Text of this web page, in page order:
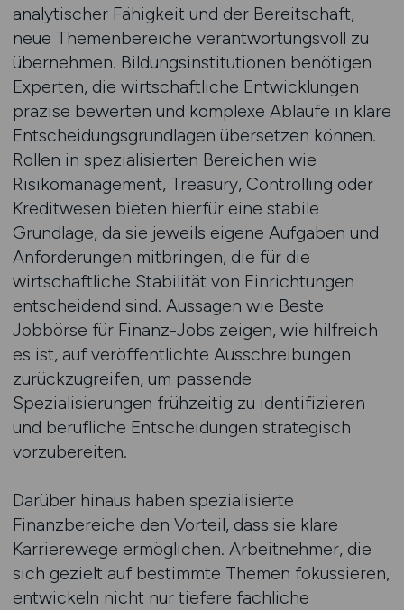
analytischer Fähigkeit und der Bereitschaft,
neue Themenbereiche verantwortungsvoll zu
übernehmen. Bildungsinstitutionen benötigen
Experten, die wirtschaftliche Entwicklungen
präzise bewerten und komplexe Abläufe in klare
Entscheidungsgrundlagen übersetzen können.
Rollen in spezialisierten Bereichen wie
Risikomanagement, Treasury, Controlling oder
Kreditwesen bieten hierfür eine stabile
Grundlage, da sie jeweils eigene Aufgaben und
Anforderungen mitbringen, die für die
wirtschaftliche Stabilität von Einrichtungen
entscheidend sind. Aussagen wie Beste
Jobbörse für Finanz-Jobs zeigen, wie hilfreich
es ist, auf veröffentlichte Ausschreibungen
zurückzugreifen, um passende
Spezialisierungen frühzeitig zu identifizieren
und berufliche Entscheidungen strategisch
vorzubereiten.
Darüber hinaus haben spezialisierte
Finanzbereiche den Vorteil, dass sie klare
Karrierewege ermöglichen. Arbeitnehmer, die
sich gezielt auf bestimmte Themen fokussieren,
entwickeln nicht nur tiefere fachliche